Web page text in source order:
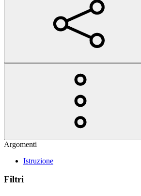
Argomenti
Istruzione
Filtri